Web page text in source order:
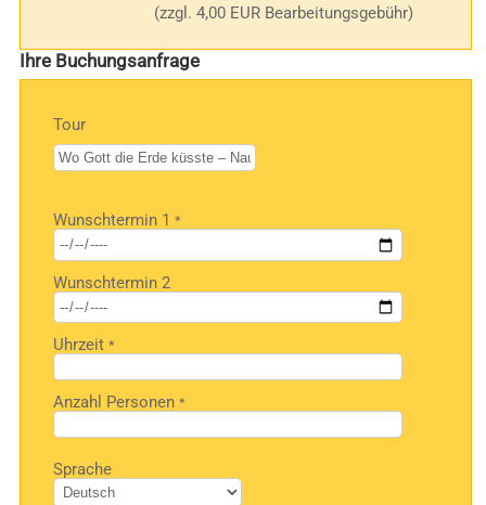
(zzgl. 4,00 EUR Bearbeitungsgebühr)
Ihre Buchungsanfrage
Tour
lasse
dieses
leer.
Wunschtermin 1*
Wunschtermin 2
Uhrzeit*
Anzahl Personen*
Bitte
lasse
dieses
Sprache